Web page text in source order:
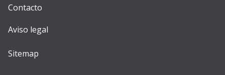
Contacto
Aviso legal
Sitemap